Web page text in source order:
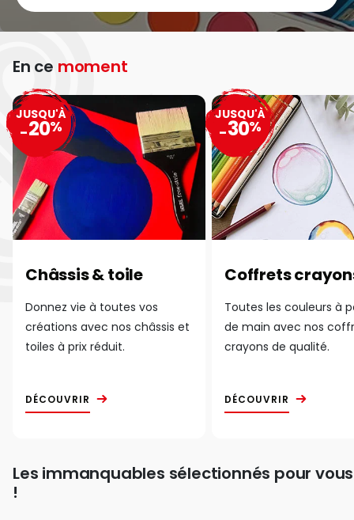
En ce moment
Châssis & toile
Donnez vie à toutes vos
créations avec nos châssis et
toiles à prix réduit.
DÉCOUVRIR
JUSQU'À
-20%
Coffrets
Toutes les couleurs à
de main avec nos
crayons de qualité.
DÉCOUVRIR
JUSQU'À
-30%
Les immanquables sélectionnés pour vous
!